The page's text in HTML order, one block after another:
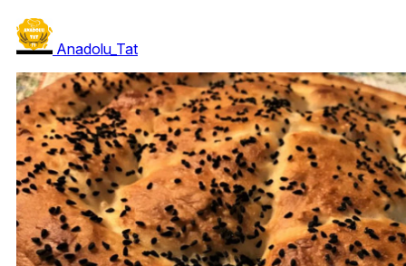
Anadolu_Tat